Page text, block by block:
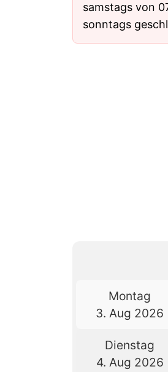
samstags von
sonntags
Montag
3. Aug 2026
Dienstag
4. Aug 2026